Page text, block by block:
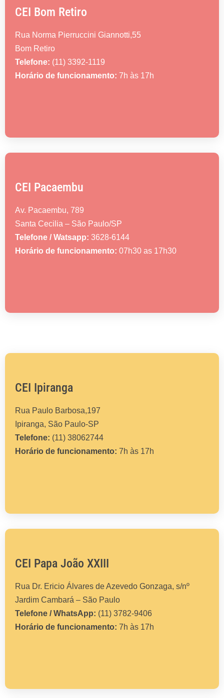
CEI Bom Retiro
Rua Norma Pierruccini Giannotti,55
Bom Retiro
Telefone: (11) 3392-1119
Horário de funcionamento: 7h às 17h
CEI Pacaembu
Av. Pacaembu, 789
Santa Cecilia – São Paulo/SP
Telefone / Watsapp: 3628-6144
Horário de funcionamento: 07h30 as 17h30
CEI Ipiranga
Rua Paulo Barbosa,197
Ipiranga, São Paulo-SP
Telefone: (11) 38062744
Horário de funcionamento: 7h às 17h
CEI Papa João XXIII
Rua Dr. Ericio Álvares de Azevedo Gonzaga, s/nº
Jardim Cambará – São Paulo
Telefone / WhatsApp: (11) 3782-9406
Horário de funcionamento: 7h às 17h